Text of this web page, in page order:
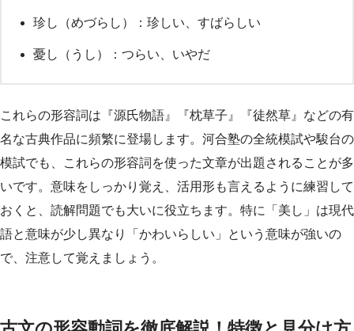
珍し（めづらし）：珍しい、すばらしい
憂し（うし）：つらい、いやだ
これらの形容詞は『源氏物語』『枕草子』『徒然草』などの有
名な古典作品に頻繁に登場します。河合塾の全統模試や駿台の
模試でも、これらの形容詞を使った文章が出題されることが多
いです。意味をしっかり覚え、活用形も言えるように練習して
おくと、読解問題でも大いに役立ちます。特に「美し」は現代
語と意味が少し異なり「かわいらしい」という意味が強いの
で、注意して覚えましょう。